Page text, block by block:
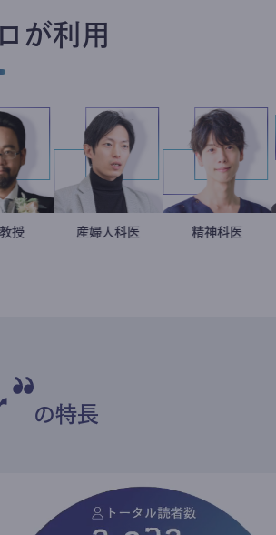
が利用
金谷一朗
大学教授 重見大介
産婦人科医 藤野智
精神科
の特長